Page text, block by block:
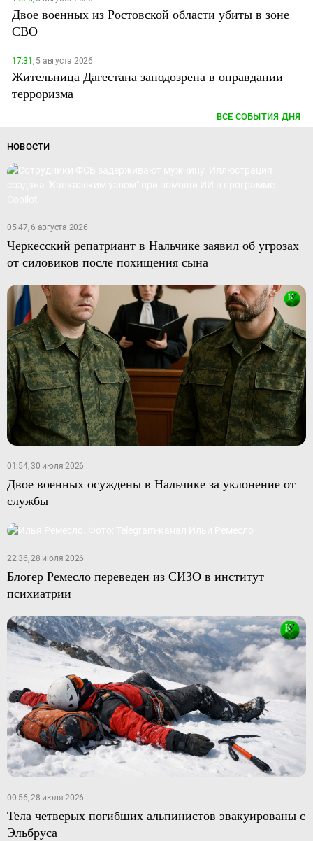
Двое военных из Ростовской области убиты в зоне
СВО
17:31,5 августа 2026
Жительница Дагестана заподозрена в оправдании
терроризма
ВСЕ СОБЫТИЯ ДНЯ
НОВОСТИ
05:47, 6 августа 2026
Черкесский репатриант в Нальчике заявил об угрозах
от силовиков после похищения сына
01:54, 30 июля 2026
Двое военных осуждены в Нальчике за уклонение от
службы
22:36, 28 июля 2026
Блогер Ремесло переведен из СИЗО в институт
психиатрии
00:56, 28 июля 2026
Тела четверых погибших альпинистов эвакуированы с
Эльбруса